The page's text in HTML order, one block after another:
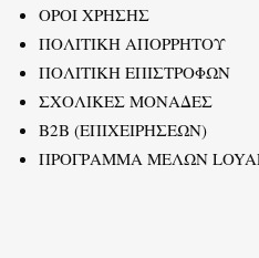
ΟΡΟΙ ΧΡΗΣΗΣ
ΠΟΛΙΤΙΚΗ ΑΠΟΡΡΗΤΟΥ
ΠΟΛΙΤΙΚΗ ΕΠΙΣΤΡΟΦΩΝ
ΣΧΟΛΙΚΕΣ ΜΟΝΑΔΕΣ
B2B (ΕΠΙΧΕΙΡΗΣΕΩΝ)
ΠΡΟΓΡΑΜΜΑ ΜΕΛΩΝ